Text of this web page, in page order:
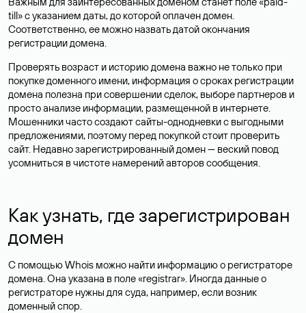
till» с указанием даты, до которой оплачен домен.
Соответственно, ее можно назвать датой окончания
регистрации домена.
Проверять возраст и историю домена важно не только при
покупке доменного имени, информация о сроках регистрации
домена полезна при совершении сделок, выборе партнеров и
просто анализе информации, размещенной в интернете.
Мошенники часто создают сайты-однодневки с выгодными
предложениями, поэтому перед покупкой стоит проверить
сайт. Недавно зарегистрированный домен — веский повод
усомниться в чистоте намерений авторов сообщения.
Как узнать, где зарегистрирован
домен
С помощью Whois можно найти информацию о регистраторе
домена. Она указана в поле «registrar». Иногда данные о
регистраторе нужны для суда, например, если возник
доменный спор.